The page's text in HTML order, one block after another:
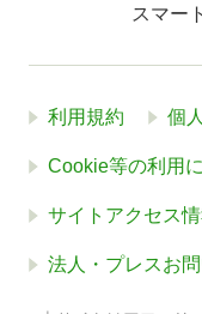
スマー
利用規約 個
Cookie等の利用
サイトアクセス
法人・プレスお